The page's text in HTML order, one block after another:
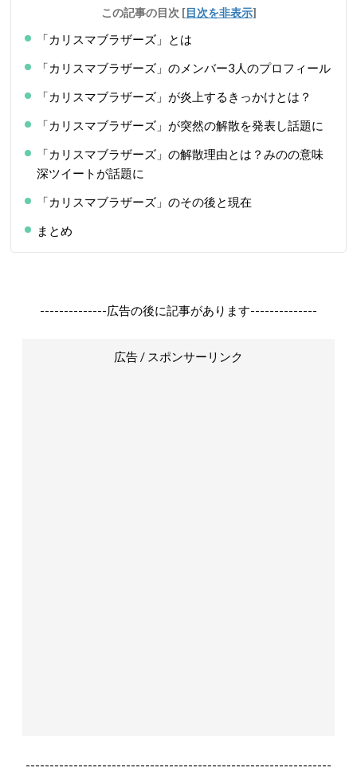
この記事の目次 [目次を非表示]
「カリスマブラザーズ」とは
「カリスマブラザーズ」のメンバー3人のプロフィール
「カリスマブラザーズ」が炎上するきっかけとは？
「カリスマブラザーズ」が突然の解散を発表し話題に
「カリスマブラザーズ」の解散理由とは？みのの意味
深ツイートが話題に
「カリスマブラザーズ」のその後と現在
まとめ
--------------広告の後に記事があります--------------
広告 / スポンサーリンク
----------------------------------------------------------------